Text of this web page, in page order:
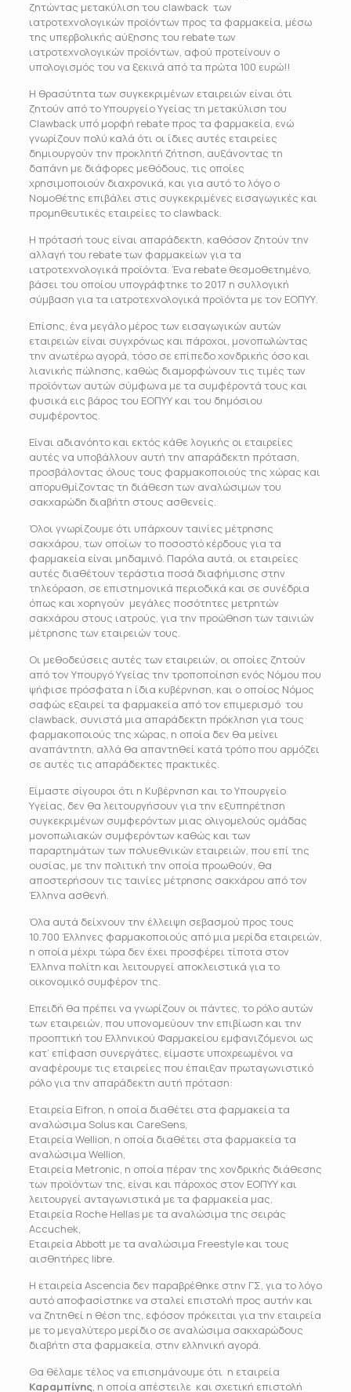
ζητώντας μετακύλιση του clawback των
ιατροτεχνολογικών προϊόντων προς τα φαρμακεία, μέσω
της υπερβολικής αύξησης του rebate των
ιατροτεχνολογικών προϊόντων, αφού προτείνουν ο
υπολογισμός του να ξεκινά από τα πρώτα 100 ευρώ!!
Η θρασύτητα των συγκεκριμένων εταιρειών είναι ότι
ζητούν από το Υπουργείο Υγείας τη μετακύλιση του
Clawback υπό μορφή rebate προς τα φαρμακεία, ενώ
γνωρίζουν πολύ καλά ότι οι ίδιες αυτές εταιρείες
δημιουργούν την προκλητή ζήτηση, αυξάνοντας τη
δαπάνη με διάφορες μεθόδους, τις οποίες
χρησιμοποιούν διαχρονικά, και για αυτό το λόγο ο
Νομοθέτης επιβάλει στις συγκεκριμένες εισαγωγικές και
προμηθευτικές εταιρείες το clawback.
Η πρότασή τους είναι απαράδεκτη, καθόσον ζητούν την
αλλαγή του rebate των φαρμακείων για τα
ιατροτεχνολογικά προϊόντα. Ένα rebate θεσμοθετημένο,
βάσει του οποίου υπογράφτηκε το 2017 η συλλογική
σύμβαση για τα ιατροτεχνολογικά προϊόντα με τον ΕΟΠΥΥ.
Επίσης, ένα μεγάλο μέρος των εισαγωγικών αυτών
εταιρειών είναι συγχρόνως και πάροχοι, μονοπωλώντας
την ανωτέρω αγορά, τόσο σε επίπεδο χονδρικής όσο και
λιανικής πώλησης, καθώς διαμορφώνουν τις τιμές των
προϊόντων αυτών σύμφωνα με τα συμφέροντά τους και
φυσικά εις βάρος του ΕΟΠΥΥ και του δημόσιου
συμφέροντος.
Είναι αδιανόητο και εκτός κάθε λογικής οι εταιρείες
αυτές να υποβάλλουν αυτή την απαράδεκτη πρόταση,
προσβάλοντας όλους τους φαρμακοποιούς της χώρας και
απορυθμίζοντας τη διάθεση των αναλώσιμων του
σακχαρώδη διαβήτη στους ασθενείς.
Όλοι γνωρίζουμε ότι υπάρχουν ταινίες μέτρησης
σακχάρου, των οποίων το ποσοστό κέρδους για τα
φαρμακεία είναι μηδαμινό. Παρόλα αυτά, οι εταιρείες
αυτές διαθέτουν τεράστια ποσά διαφήμισης στην
τηλεόραση, σε επιστημονικά περιοδικά και σε συνέδρια
όπως και χορηγούν μεγάλες ποσότητες μετρητών
σακχάρου στους ιατρούς, για την προώθηση των ταινιών
μέτρησης των εταιρειών τους.
Οι μεθοδεύσεις αυτές των εταιρειών, οι οποίες ζητούν
από τον Υπουργό Υγείας την τροποποίηση ενός Νόμου που
ψήφισε πρόσφατα η ίδια κυβέρνηση, και ο οποίος Νόμος
σαφώς εξαιρεί τα φαρμακεία από τον επιμερισμό του
clawback, συνιστά μια απαράδεκτη πρόκληση για τους
φαρμακοποιούς της χώρας, η οποία δεν θα μείνει
αναπάντητη, αλλά θα απαντηθεί κατά τρόπο που αρμόζει
σε αυτές τις απαράδεκτες πρακτικές.
Είμαστε σίγουροι ότι η Κυβέρνηση και το Υπουργείο
Υγείας, δεν θα λειτουργήσουν για την εξυπηρέτηση
συγκεκριμένων συμφερόντων μιας ολιγομελούς ομάδας
μονοπωλιακών συμφερόντων καθώς και των
παραρτημάτων των πολυεθνικών εταιρειών, που επί της
ουσίας, με την πολιτική την οποία προωθούν, θα
αποστερήσουν τις ταινίες μέτρησης σακχάρου από τον
Έλληνα ασθενή.
Όλα αυτά δείχνουν την έλλειψη σεβασμού προς τους
10.700 Έλληνες φαρμακοποιούς από μια μερίδα εταιρειών,
η οποία μέχρι τώρα δεν έχει προσφέρει τίποτα στον
Έλληνα πολίτη και λειτουργεί αποκλειστικά για το
οικονομικό συμφέρον της.
Επειδή θα πρέπει να γνωρίζουν οι πάντες, το ρόλο αυτών
των εταιρειών, που υπονομεύουν την επιβίωση και την
προοπτική του Ελληνικού Φαρμακείου εμφανιζόμενοι ως
κατ’ επίφαση συνεργάτες, είμαστε υποχρεωμένοι να
αναφέρουμε τις εταιρείες που έπαιξαν πρωταγωνιστικό
ρόλο για την απαράδεκτη αυτή πρόταση:
Εταιρεία Eifron, η οποία διαθέτει στα φαρμακεία τα
αναλώσιμα Solus και CareSens,
Εταιρεία Wellion, η οποία διαθέτει στα φαρμακεία τα
αναλώσιμα Wellion,
Εταιρεία Metronic, η οποία πέραν της χονδρικής διάθεσης
των προϊόντων της, είναι και πάροχος στον ΕΟΠΥΥ και
λειτουργεί ανταγωνιστικά με τα φαρμακεία μας,
Εταιρεία Roche Hellas με τα αναλώσιμα της σειράς
Accuchek,
Εταιρεία Abbott με τα αναλώσιμα Freestyle και τους
αισθητήρες libre.
Η εταιρεία Ascencia δεν παραβρέθηκε στην ΓΣ, για το λόγο
αυτό αποφασίστηκε να σταλεί επιστολή προς αυτήν και
να ζητηθεί η θέση της, εφόσον πρόκειται για την εταιρεία
με το μεγαλύτερο μερίδιο σε αναλώσιμα σακχαρώδους
διαβήτη στα φαρμακεία, στην ελληνική αγορά.
Θα θέλαμε τέλος να επισημάνουμε ότι η εταιρεία
Καραμπίνης, η οποία απέστειλε και σχετική επιστολή